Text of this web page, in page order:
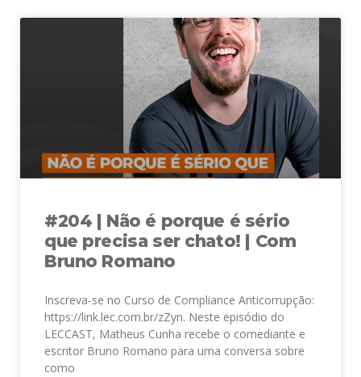
#204 | Não é porque é sério
que precisa ser chato! | Com
Bruno Romano
Inscreva-se no Curso de Compliance Anticorrupção:
https://link.lec.com.br/zZyn. Neste episódio do
LECCAST, Matheus Cunha recebe o comediante e
escritor Bruno Romano para uma conversa sobre
como